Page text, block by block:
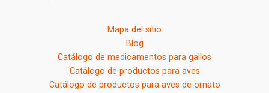
Mapa del sitio
Blog
Catálogo de medicamentos para gallos
Catálogo de productos para aves
Catálogo de productos para aves de ornato